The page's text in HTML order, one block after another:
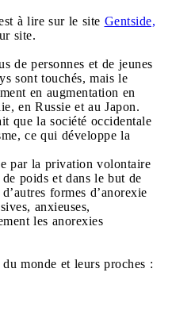
à lire sur le site Gentside,
site.
de personnes et de jeunes
sont touchés, mais le
en augmentation en
en Russie et au Japon.
que la société occidentale
ce qui développe la
par la privation volontaire
poids et dans le but de
formes d’anorexie
anxieuses,
les anorexies
monde et leurs proches :